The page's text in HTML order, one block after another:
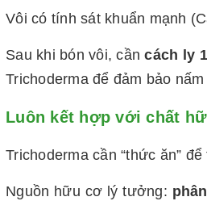
Vôi có tính sát khuẩn mạnh
Sau khi bón vôi, cầncách ly
Trichoderma để đảm bảo
Luôn kết hợp với chất
Trichoderma cần “thức ăn”
Nguồn hữu cơ lý tưởng: